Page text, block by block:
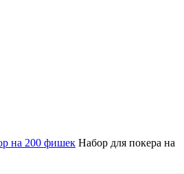
на 200 фишек Набор для покера на